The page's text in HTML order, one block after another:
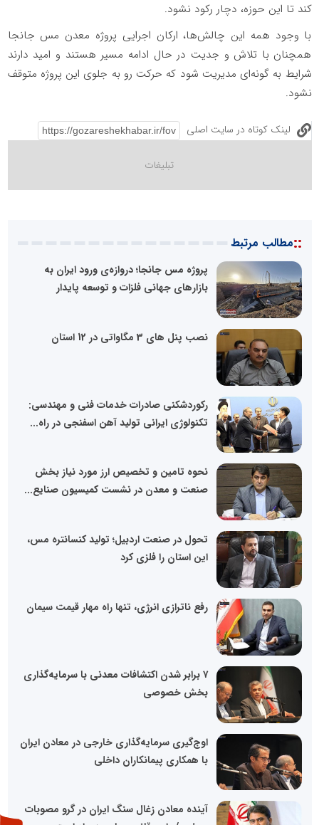
کند تا این حوزه، دچار رکود نشود.
با وجود همه این چالش‌ها، ارکان اجرایی پروژه معدن مس جانجا
همچنان با تلاش و جدیت در حال ادامه مسیر هستند و امید دارند
شرایط به گونه‌ای مدیریت شود که حرکت رو به جلوی این پروژه متوقف
نشود.
لینک کوتاه در سایت اصلی
::مطالب مرتبط
پروژه مس جانجا؛ دروازه‌ی ورود ایران به
بازارهای جهانی فلزات و توسعه پایدار
نصب پنل های 3 مگاواتی در 12 استان
رکوردشکنی صادرات خدمات فنی و مهندسی:
تکنولوژی ایرانی تولید آهن اسفنجی در راه...
نحوه تامین و تخصیص ارز مورد نیاز بخش
صنعت و معدن در نشست کمیسیون صنایع...
تحول در صنعت اردبیل؛ تولید کنسانتره مس،
این استان را فلزی کرد
رفع ناترازی انرژی، تنها راه مهار قیمت سیمان
۷ برابر شدن اکتشافات معدنی با سرمایه‌گذاری
بخش خصوصی
اوج‌گیری سرمایه‌گذاری خارجی در معادن ایران
با همکاری پیمانکاران داخلی
آینده معادن زغال سنگ ایران در گرو مصوبات